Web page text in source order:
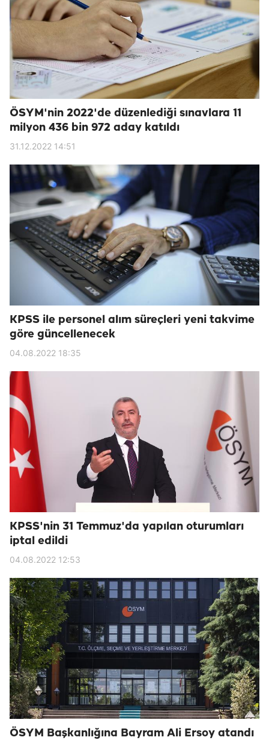
ÖSYM'nin 2022'de düzenlediği sınavlara 11
milyon 436 bin 972 aday katıldı
31.12.2022 14:51
KPSS ile personel alım süreçleri yeni takvime
göre güncellenecek
04.08.2022 18:35
KPSS'nin 31 Temmuz'da yapılan oturumları
iptal edildi
04.08.2022 12:53
ÖSYM Başkanlığına Bayram Ali Ersoy atandı